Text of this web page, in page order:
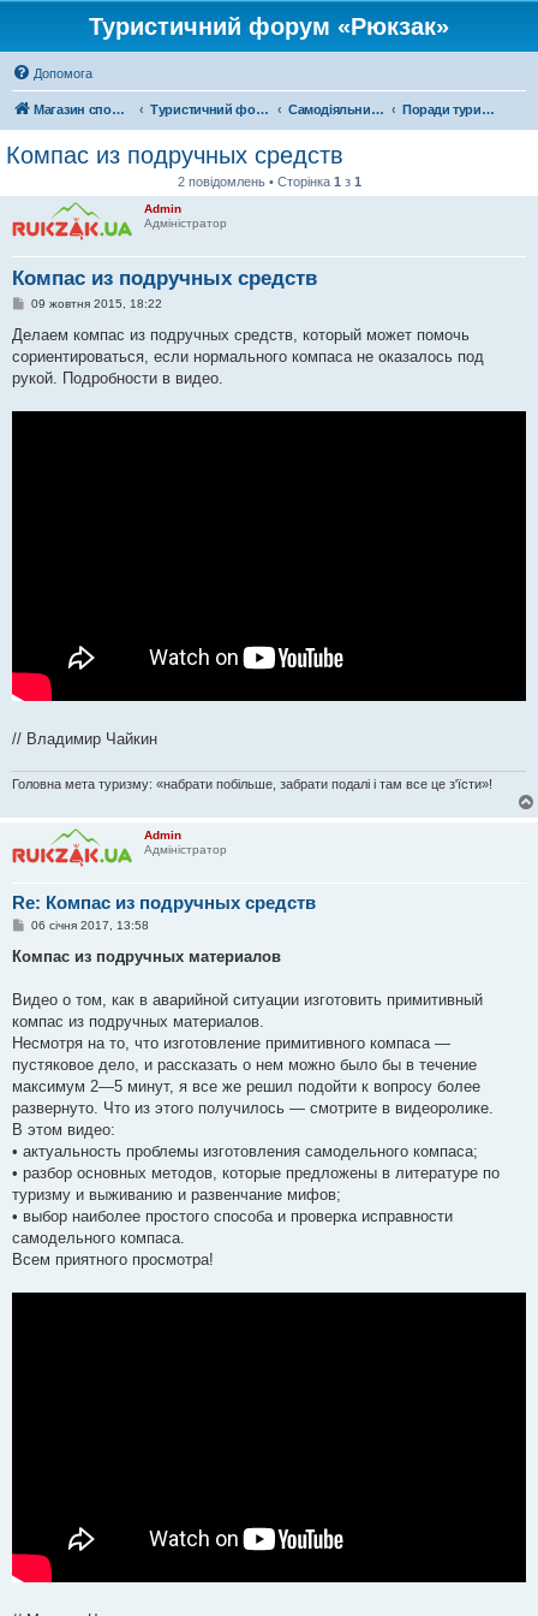
Туристичний форум «Рюкзак»
Допомога
Магазин спорядження Туристичний форум «Рюкзак» Самодіяльний туризм Поради туристам
Компас из подручных средств
2 повідомлень • Сторінка 1 з 1
Admin
Адміністратор
Компас из подручных средств
П
в
д
о
09 жовтня 2015, 18:22
Делаем компас из подручных средств, который может помочь
сориентироваться, если нормального компаса не оказалось под
рукой. Подробности в видео.
// Владимир Чайкин
Головна мета туризму: «набрати побільше, забрати подалі і там все це з'їсти»!
Admin
Адміністратор
Re: Компас из подручных средств
П
в
о
м
л
е
н
я
06 січня 2017, 13:58
Компас из подручных материалов
Видео о том, как в аварийной ситуации изготовить примитивный
компас из подручных материалов.
Несмотря на то, что изготовление примитивного компаса —
пустяковое дело, и рассказать о нем можно было бы в течение
максимум 2—5 минут, я все же решил подойти к вопросу более
развернуто. Что из этого получилось — смотрите в видеоролике.
В этом видео:
• актуальность проблемы изготовления самодельного компаса;
• разбор основных методов, которые предложены в литературе по
туризму и выживанию и развенчание мифов;
• выбор наиболее простого способа и проверка исправности
самодельного компаса.
Всем приятного просмотра!